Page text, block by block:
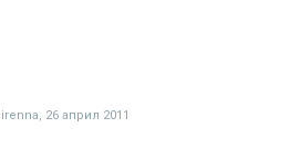
irenna, 26 април 2011